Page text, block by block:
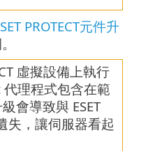
PROTECT元件升
虛擬設備上執行
理程式包含在範
會導致與 ESET
失，讓伺服器看起